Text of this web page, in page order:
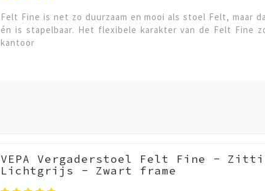
Felt Fine is net zo duurzaam en mooi als stoel Felt, maar
én is stapelbaar. Het flexibele karakter van de Felt Fine
kantoor
VEPA Vergaderstoel Felt Fine -
Lichtgrijs - Zwart frame